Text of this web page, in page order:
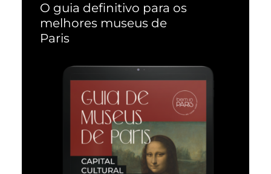
O guia definitivo para os
melhores museus de
Paris